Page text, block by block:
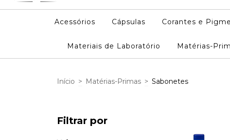
Acessórios Cápsulas Corantes e
Materiais de Laboratório Matérias-
Início > Matérias-Primas > Sabonetes
Filtrar por